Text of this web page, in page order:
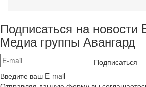
Подписаться на новости
Медиа группы Авангард
Подписаться
Введите ваш E-mail